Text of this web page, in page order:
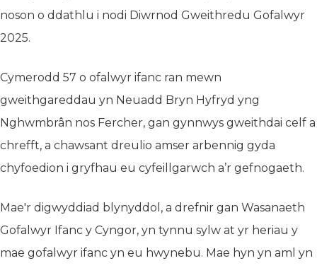
noson o ddathlu i nodi Diwrnod Gweithredu Gofalwyr
2025.
Cymerodd 57 o ofalwyr ifanc ran mewn
gweithgareddau yn Neuadd Bryn Hyfryd yng
Nghwmbrân nos Fercher, gan gynnwys gweithdai celf a
chrefft, a chawsant dreulio amser arbennig gyda
chyfoedion i gryfhau eu cyfeillgarwch a’r gefnogaeth.
Mae'r digwyddiad blynyddol, a drefnir gan Wasanaeth
Gofalwyr Ifanc y Cyngor, yn tynnu sylw at yr heriau y
mae gofalwyr ifanc yn eu hwynebu. Mae hyn yn aml yn